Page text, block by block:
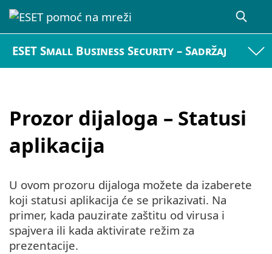
ESET Small Business Security – Sadržaj
Prozor dijaloga – Statusi
aplikacija
U ovom prozoru dijaloga možete da izaberete
koji statusi aplikacija će se prikazivati. Na
primer, kada pauzirate zaštitu od virusa i
spajvera ili kada aktivirate režim za
prezentacije.